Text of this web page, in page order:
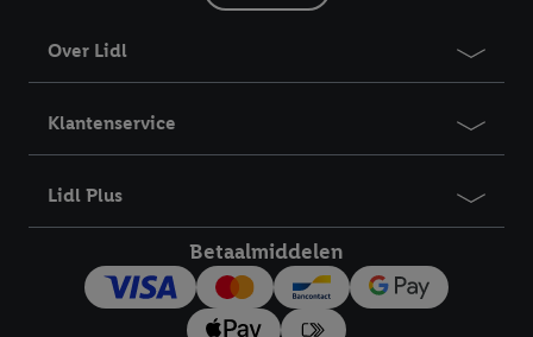
Over Lidl
Klantenservice
Lidl Plus
Betaalmiddelen